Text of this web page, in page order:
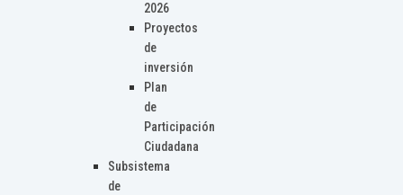
2026
Proyectos
de
inversión
Plan
de
Participación
Ciudadana
Subsistema
de